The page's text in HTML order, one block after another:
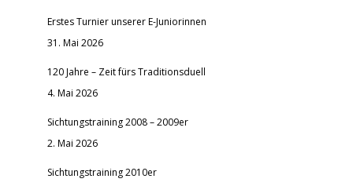
Erstes Turnier unserer E-Juniorinnen
31. Mai 2026
120 Jahre – Zeit fürs Traditionsduell
4. Mai 2026
Sichtungstraining 2008 – 2009er
2. Mai 2026
Sichtungstraining 2010er